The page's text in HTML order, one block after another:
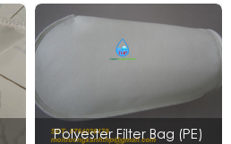
Polyester Filter Bag (PE)